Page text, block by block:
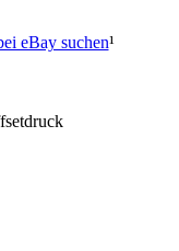
eBay suchen¹